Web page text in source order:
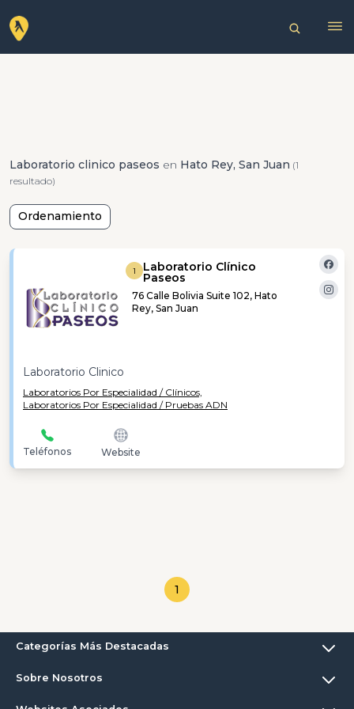
Laboratorio clinico paseos en Hato Rey, San Juan (1
resultado)
Ordenamiento
1 Laboratorio Clínico
Paseos
76 Calle Bolivia Suite 102, Hato
Rey, San Juan
Laboratorio Clinico
Laboratorios Por Especialidad / Clínicos,
Laboratorios Por Especialidad / Pruebas ADN
Teléfonos Website
1
Categorías Más Destacadas
Sobre Nosotros